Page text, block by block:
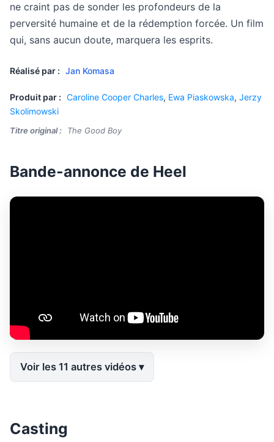
ne craint pas de sonder les profondeurs de la
perversité humaine et de la rédemption forcée. Un film
qui, sans aucun doute, marquera les esprits.
Réalisé par : Jan Komasa
Produit par : Caroline Cooper Charles, Ewa Piaskowska, Jerzy
Skolimowski
Titre original : The Good Boy
Bande-annonce de Heel
Voir les 11 autres vidéos
Casting